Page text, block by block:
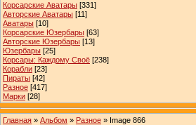
Корсарские Аватары [331]
Авторские Аватары [11]
Аватары [10]
Корсарские Юзербары [63]
Авторские Юзербары [13]
Юзербары [25]
Корсары: Каждому Своё [238]
Корабли [23]
Пираты [42]
Разное [417]
Марки [28]
Главная » Альбом » Разное » Image 866